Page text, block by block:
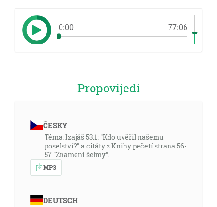
0:00 77:06
Propovijedi
ČESKY
Téma: Izajáš 53.1: "Kdo uvěřil našemu
poselství?" a citáty z Knihy pečetí strana 56-
57 "Znamení šelmy".
MP3
DEUTSCH